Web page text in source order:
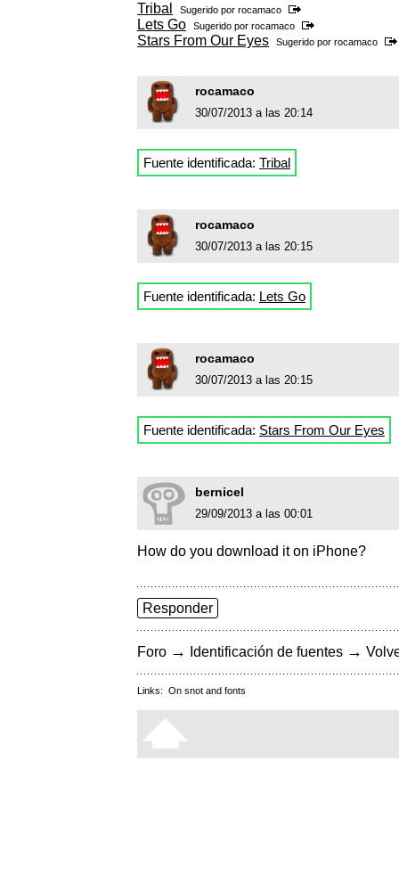
Tribal Sugerido por rocamaco
Lets Go Sugerido por rocamaco
Stars From Our Eyes Sugerido por rocamaco
rocamaco
30/07/2013 a las 20:14
Fuente identificada: Tribal
rocamaco
30/07/2013 a las 20:15
Fuente identificada: Lets Go
rocamaco
30/07/2013 a las 20:15
Fuente identificada: Stars From Our Eyes
bernicel
29/09/2013 a las 00:01
How do you download it on iPhone?
Responder
Foro → Identificación de fuentes →
Links: On snot and fonts